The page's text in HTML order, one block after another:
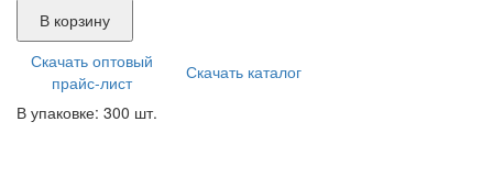
В корзину
Скачать оптовый
прайс-лист
Скачать каталог
В упаковке: 300 шт.